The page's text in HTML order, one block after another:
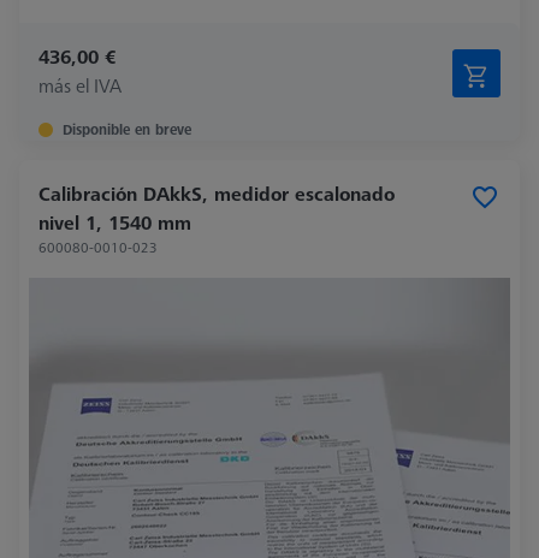
436,00 €
más el IVA
Disponible en breve
Calibración DAkkS, medidor escalonado
nivel 1, 1540 mm
600080-0010-023